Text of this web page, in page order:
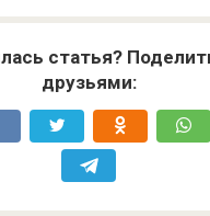
статья?
друзьями: